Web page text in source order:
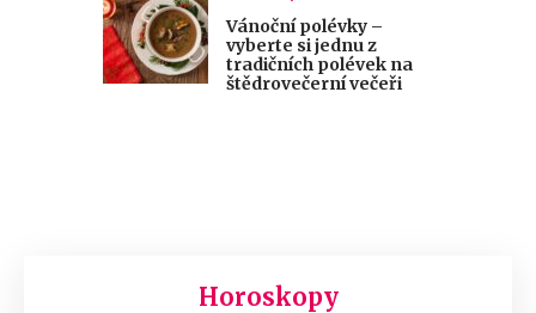
Vánoční polévky –
vyberte si jednu z
tradičních polévek na
štědrovečerní večeři
Horoskopy